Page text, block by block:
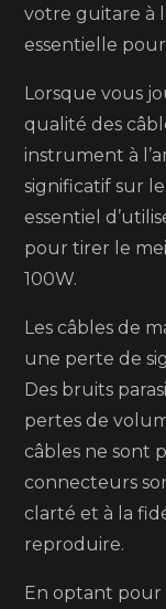
votre guitare à
essentielle
Lorsque vous
qualité des
instrument à
significatif sur
essentiel
pour tirer le
100W.
Les câbles de
une perte de
Des bruits
pertes de
câbles ne sont
connecteurs
clarté et à la
reproduire.
En optant pour